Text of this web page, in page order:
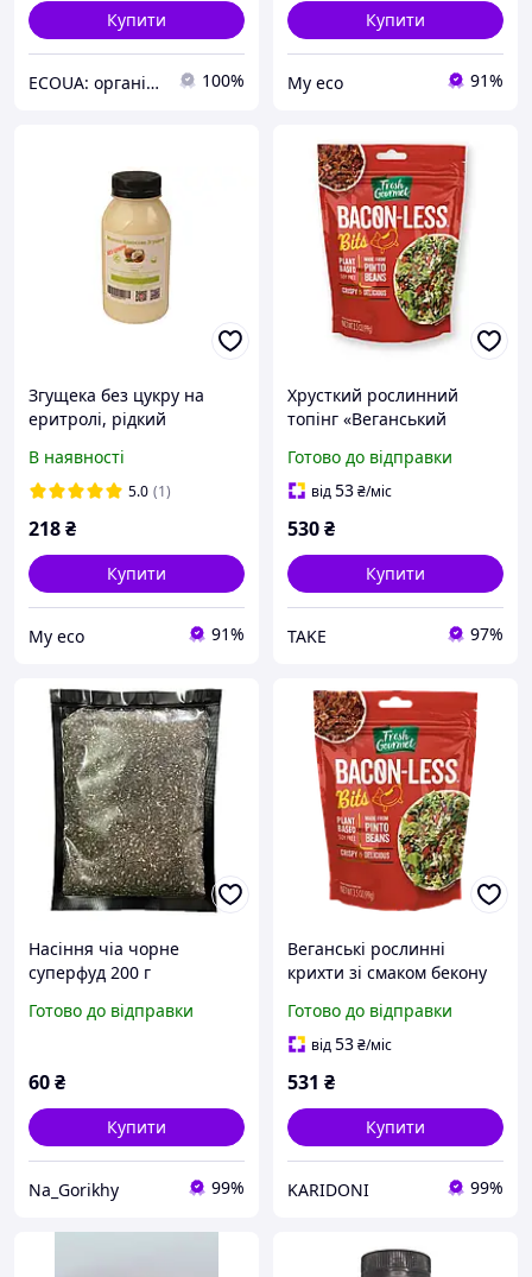
Купити
ECOUA: органічні продукти для здорового харчування гуртом та в роздріб. 100%
Купити
Му eco 91%
Згущека без цукру на
еритролі, рідкий
В наявності
5.0 (1)
218₴
Купити
Му eco 91%
Хрусткий рослинний
топінг «Веганський
Bacon-Less Bits, 99 г
Готово до відправки
від53₴/міс
530₴
Купити
TAKE 97%
Насіння чіа чорне
суперфуд 200 г
Готово до відправки
60₴
Купити
Na_Gorikhy 99%
Веганські рослинні
крихти зі смаком бекону
Bacon-Less Bits 99 г
Готово до відправки
від53₴/міс
531 ₴
Купити
KARIDONI 99%